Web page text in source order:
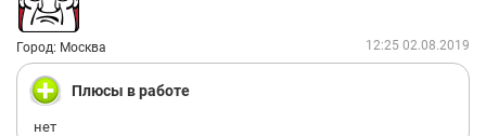
Город: Москва 12:25 02.08.2019
Плюсы в работе
нет